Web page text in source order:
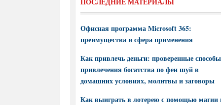
Офисная программа Microsoft 365:
преимущества и сфера применения
Как привлечь деньги: проверенные способы
привлечения богатства по фен шуй в
домашних условиях, молитвы и заговоры
Как выиграть в лотерею с помощью магии